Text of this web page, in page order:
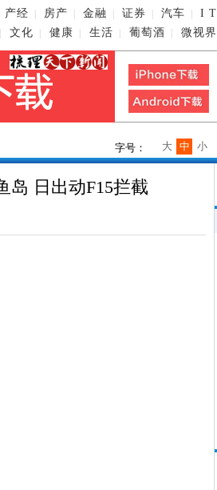
产经 房产 金融 证券 汽车 I T
文化 健康 生活 葡萄酒 微视界
字号： 小
中
大
岛 日出动F15拦截